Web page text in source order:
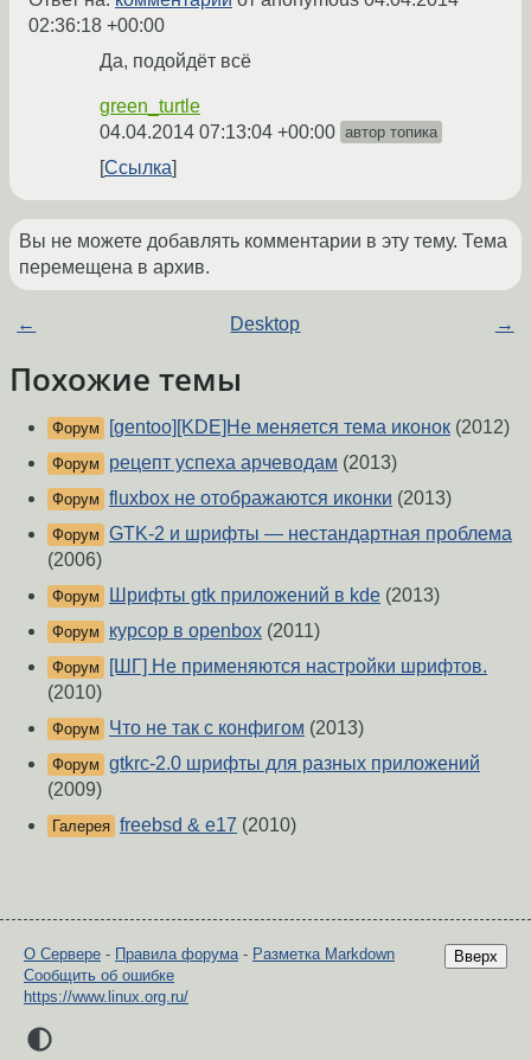
02:36:18 +00:00
Да, подойдёт всё
green_turtle
04.04.2014 07:13:04 +00:00 автор топика
Ссылка
Вы не можете добавлять комментарии в эту тему. Тема
перемещена в архив.
← Desktop →
Похожие темы
Форум [gentoo][KDE]Не меняется тема иконок (2012)
Форум рецепт успеха арчеводам (2013)
Форум fluxbox не отображаются иконки (2013)
Форум GTK-2 и шрифты — нестандартная проблема
(2006)
Форум Шрифты gtk приложений в kde (2013)
Форум курсор в openbox (2011)
Форум
[ШГ] Не применяются настройки шрифтов.
(2010)
Форум Что не так с конфигом (2013)
Форум gtkrc-2.0 шрифты для разных приложений
(2009)
Галерея freebsd & e17 (2010)
Вверх
О Сервере - Правила форума- Разметка Markdown
Сообщить об ошибке
https://www.linux.org.ru/